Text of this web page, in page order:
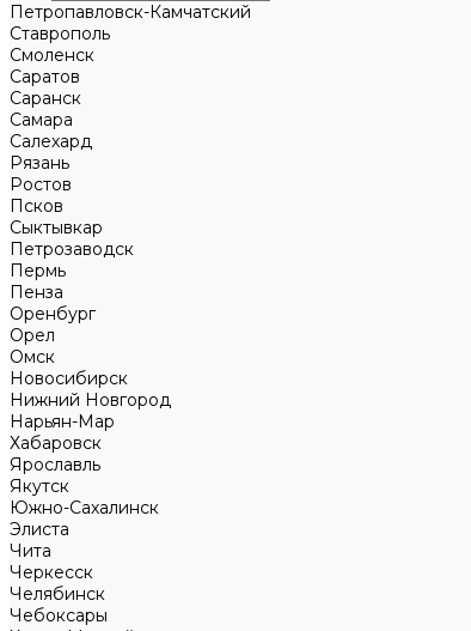
Петропавловск-Камчатский
Ставрополь
Смоленск
Саратов
Саранск
Самара
Салехард
Рязань
Ростов
Псков
Сыктывкар
Петрозаводск
Пермь
Пенза
Оренбург
Орел
Омск
Новосибирск
Нижний Новгород
Нарьян-Мар
Хабаровск
Ярославль
Якутск
Южно-Сахалинск
Элиста
Чита
Черкесск
Челябинск
Чебоксары